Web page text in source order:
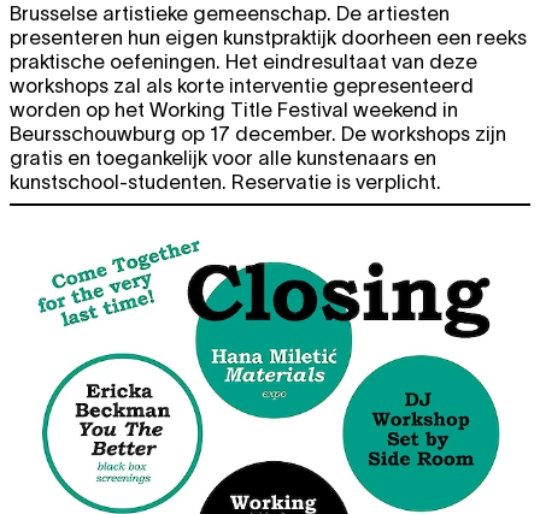
Brusselse artistieke gemeenschap. De artiesten
presenteren hun eigen kunstpraktijk doorheen een reeks
praktische oefeningen. Het eindresultaat van deze
workshops zal als korte interventie gepresenteerd
worden op het Working Title Festival weekend in
Beursschouwburg op 17 december. De workshops zijn
gratis en toegankelijk voor alle kunstenaars en
kunstschool-studenten. Reservatie is verplicht.